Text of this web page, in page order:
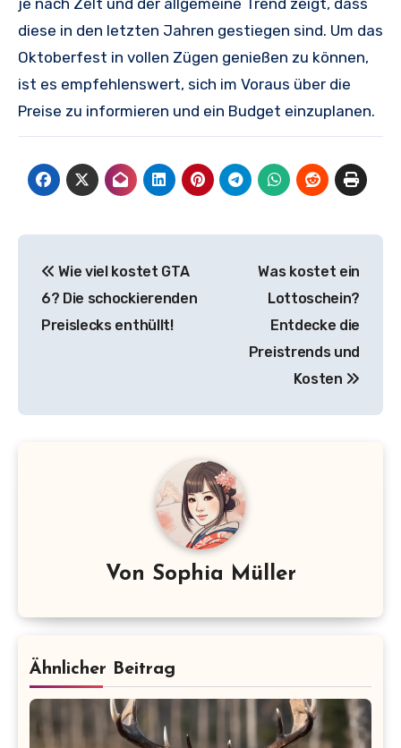
je nach Zelt und der allgemeine Trend zeigt, dass
diese in den letzten Jahren gestiegen sind. Um das
Oktoberfest in vollen Zügen genießen zu können,
ist es empfehlenswert, sich im Voraus über die
Preise zu informieren und ein Budget einzuplanen.
Wie viel kostet GTA
6? Die schockierenden
Preislecks enthüllt!
Was kostet ein
Lottoschein?
Entdecke die
Preistrends und
Kosten
Von Sophia Müller
Ähnlicher Beitrag